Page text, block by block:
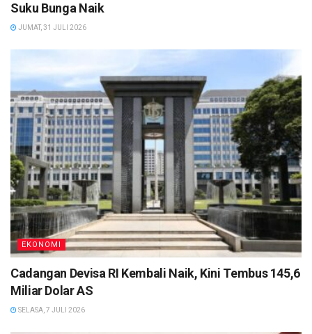
Suku Bunga Naik
JUMAT, 31 JULI 2026
EKONOMI
Cadangan Devisa RI Kembali Naik, Kini Tembus 145,6
Miliar Dolar AS
SELASA, 7 JULI 2026